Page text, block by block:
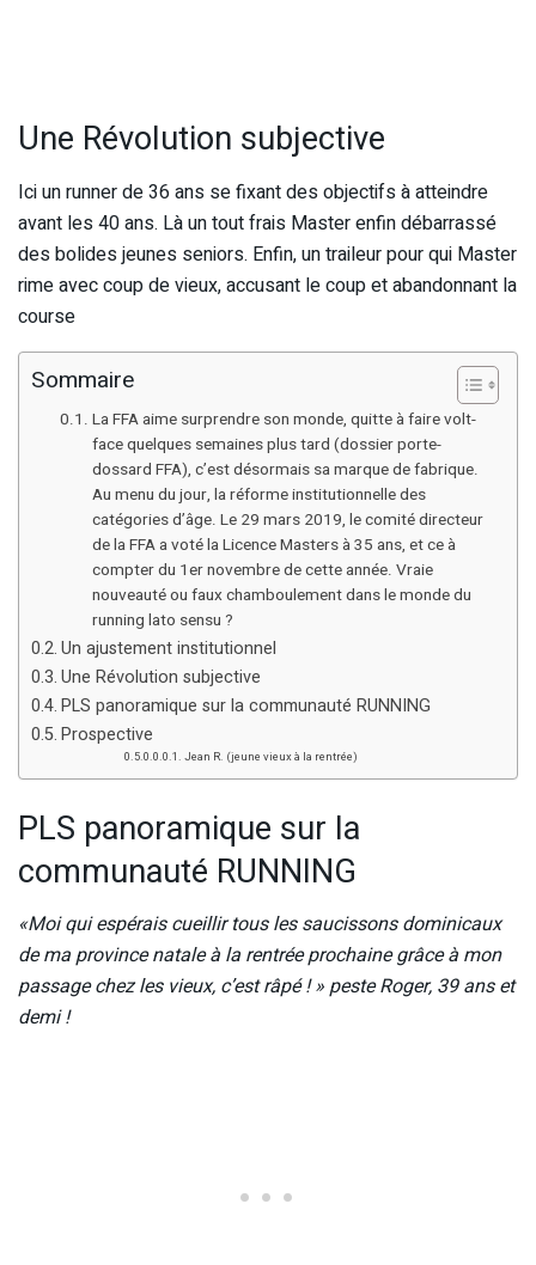
Une Révolution subjective
Ici un runner de 36 ans se fixant des objectifs à atteindre
avant les 40 ans. Là un tout frais Master enfin débarrassé
des bolides jeunes seniors. Enfin, un traileur pour qui Master
rime avec coup de vieux, accusant le coup et abandonnant la
course
Sommaire
La FFA aime surprendre son monde, quitte à faire volt-
face quelques semaines plus tard (dossier porte-
dossard FFA), c’est désormais sa marque de fabrique.
Au menu du jour, la réforme institutionnelle des
catégories d’âge. Le 29 mars 2019, le comité directeur
de la FFA a voté la Licence Masters à 35 ans, et ce à
compter du 1er novembre de cette année. Vraie
nouveauté ou faux chamboulement dans le monde du
running lato sensu ?
Un ajustement institutionnel
Une Révolution subjective
PLS panoramique sur la communauté RUNNING
Prospective
Jean R. (jeune vieux à la rentrée)
PLS panoramique sur la
communauté RUNNING
«Moi qui espérais cueillir tous les saucissons dominicaux
de ma province natale à la rentrée prochaine grâce à mon
passage chez les vieux, c’est râpé ! » peste Roger, 39 ans et
demi !